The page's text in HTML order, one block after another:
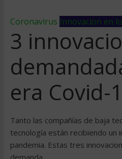
Coronavirus Innovacion en
3
era Covid-
Tanto las compañías de baja
tecnología están recibiendo un
pandemia. Estas tres
demanda